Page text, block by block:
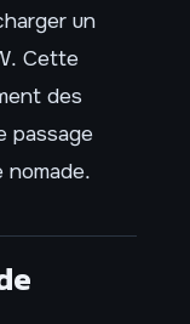
un
Cette
des
passage